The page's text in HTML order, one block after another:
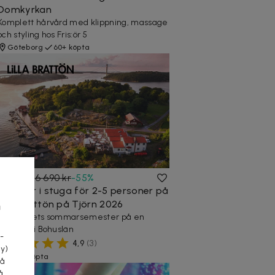
hårvård med klippning, massage
styling hos Fris:ör 5
Göteborg 60+ köpta
2 995 kr6 690 kr-55%
2 nätter i stuga för 2-5 personer på
Brattön på Tjörn 2026
Säkra årets sommarsemester på en
paradisö i Bohuslän
4,9 (3)
650+ köpta